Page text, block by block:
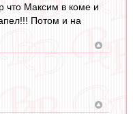
что Максим в коме и
Потом и на